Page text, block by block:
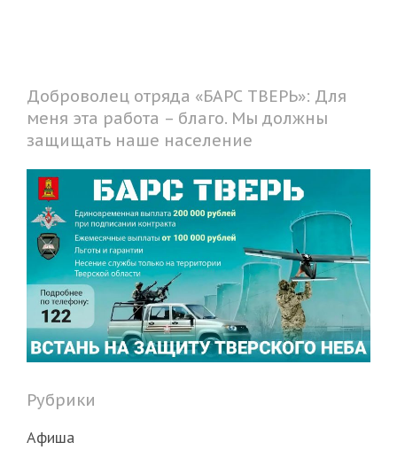
Доброволец отряда «БАРС ТВЕРЬ»: Для
меня эта работа – благо. Мы должны
защищать наше население
Рубрики
Афиша